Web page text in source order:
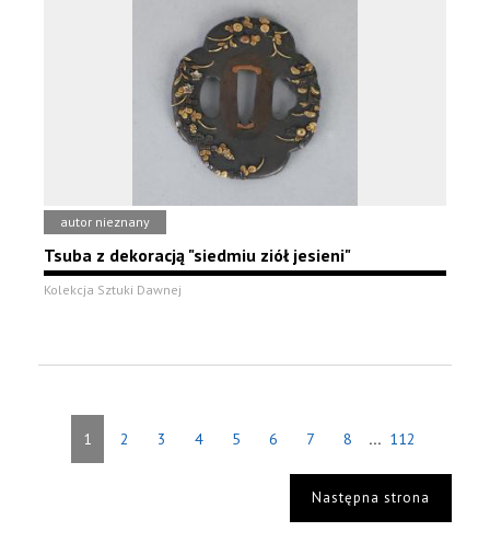
autor nieznany
Tsuba z dekoracją "siedmiu ziół jesieni"
Kolekcja Sztuki Dawnej
1 2 3 4 5 6 7 8 ... 112
Następna strona